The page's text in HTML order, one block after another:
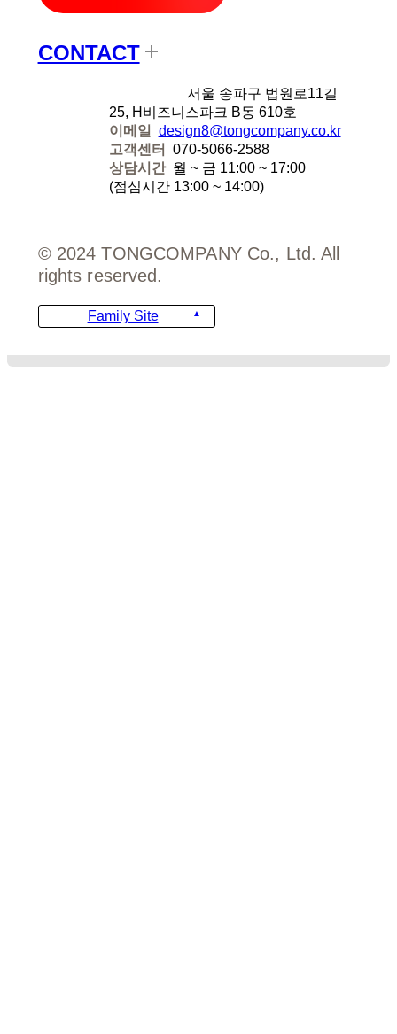
CONTACT
서울 송파구 법원로11길
25, H비즈니스파크 B동 610호
이메일
design8@tongcompany.co.kr
고객센터
070-5066-2588
상담시간 월 ~ 금 11:00 ~ 17:00
(점심시간 13:00 ~ 14:00)
© 2024 TONGCOMPANY Co., Ltd. All
rights reserved.
Family Site